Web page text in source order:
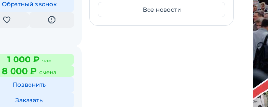
Обратный звонок
1 000 ₽ час
8 000 ₽ смена
Позвонить
Заказать
Все новости